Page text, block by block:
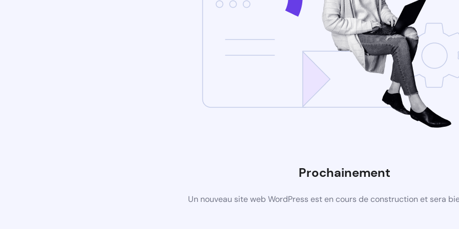
Prochainement
Un nouveau site web WordPress est en cours de construction et sera